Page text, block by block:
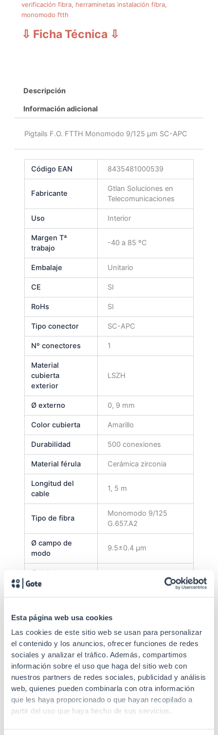
Esta página web usa cookies
Las cookies de este sitio web se usan para personalizar
el contenido y los anuncios, ofrecer funciones de redes
sociales y analizar el tráfico. Además, compartimos
información sobre el uso que haga del sitio web con
nuestros partners de redes sociales, publicidad y análisis
web, quienes pueden combinarla con otra información
que les haya proporcionado o que hayan recopilado a
partir del uso que haya hecho de sus servicios.
verificación fibra herraminetas instalación fibra
monomodo ftth
⇩ Ficha Técnica ⇩
Descripción
Información adicional
Pigtails F.O. FTTH Monomodo 9/125 μm SC-APC
Código EAN 8435481000539
Fabricante
Gtlan Soluciones en
Telecomunicaciones
Uso Interior
Margen Tª
trabajo
-40 a 85 ºC
Embalaje Unitario
CE SI
RoHs SI
Tipo conector SC-APC
Nº conectores 1
Material
cubierta
exterior
LSZH
Ø externo 0, 9 mm
Color cubierta Amarillo
Durabilidad 500 conexiones
Material férula Cerámica zirconia
Longitud del
cable
1, 5 m
Tipo de fibra
Monomodo 9/125
G.657.A2
Ø campo de
modo
9.5±0.4 μm
Ø del
revestimiento
revestimiento
de circularidad
Error
concentridad
revestimiento
≤0.5 μm
Ø del
revestimiento
245±10 µm
No circularidad